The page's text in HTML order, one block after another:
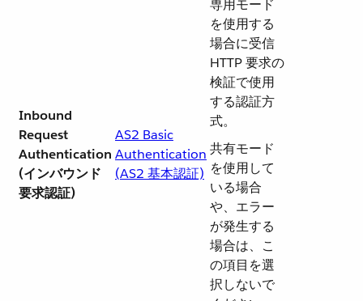
Inbound
Request
Authentication
(インバウンド
要求認証)
AS2 Basic
Authentication
(AS2 基本認証)
専用モード
を使用する
場合に受信
HTTP 要求の
検証で使用
する認証方
式。
共有モード
を使用して
いる場合
や、エラー
が発生する
場合は、こ
の項目を選
択しないで